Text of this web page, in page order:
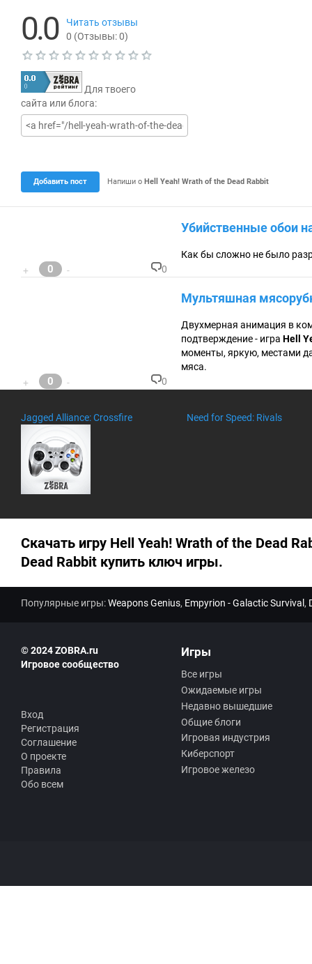
0.0
Читать отзывы
0 (Отзывы:0)
е
к
у
щ
а
я
к
Для твоего
сайта или блога:
Добавить пост Напиши о Hell Yeah! Wrath of the Dead Rabbit
Убийственные обои
Как бы сложно не было
+
0 -
К
0
Мультяшная
Двухмерная анимация в
подтверждение - игра Hell
моменты, яркую, местами
мяса.
+
0 -
К
0
Jagged Alliance: Crossfire Need for Speed: Rivals
Скачать игру Hell Yeah! Wrath of the Dead
Dead Rabbit купить ключ игры.
Популярные игры:Weapons Genius, Empyrion - Galactic Survival,
© 2024 ZOBRA.ru
Игровое сообщество
Вход
Регистрация
Соглашение
О проекте
Правила
Обо всем
Игры
Все игры
Ожидаемые игры
Недавно вышедшие
Общие блоги
Игровая индустрия
Киберспорт
Игровое железо